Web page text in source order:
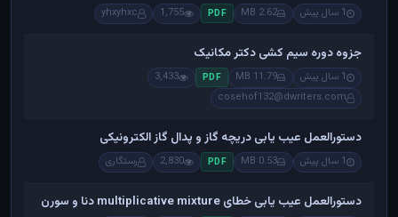
1 سال پیش 2.62 MB
PDF
1,755
yhxyhxc
جزوه دوره سیم کشی دکتر مکانیک
1 سال پیش 11.79 MB
PDF
3,433
cosehof132@dwriters.com
دستورالعمل عیب یابی دریچه گاز و پدال گاز الکترونیکی
1 سال پیش 0.53 MB
PDF
2,830 رستگاری
دستورالعمل عیب یابی خطای multiplicative mixture دنا و سورن